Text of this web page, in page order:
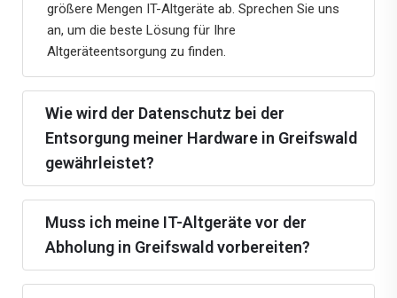
größere Mengen IT-Altgeräte ab. Sprechen Sie uns
an, um die beste Lösung für Ihre
Altgeräteentsorgung zu finden.
Wie wird der Datenschutz bei der
Entsorgung meiner Hardware in Greifswald
gewährleistet?
Muss ich meine IT-Altgeräte vor der
Abholung in Greifswald vorbereiten?